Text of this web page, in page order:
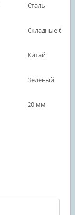
Сталь
Складные
Китай
Зеленый
20 мм